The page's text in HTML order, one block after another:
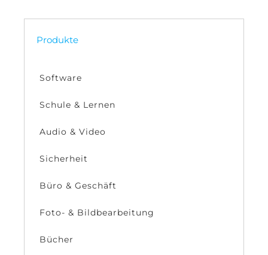
Produkte
Software
Schule & Lernen
Audio & Video
Sicherheit
Büro & Geschäft
Foto- & Bildbearbeitung
Bücher